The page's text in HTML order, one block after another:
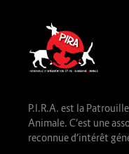
P.I.R.A. est la
Animale. C’est une
reconnue d’intérêt